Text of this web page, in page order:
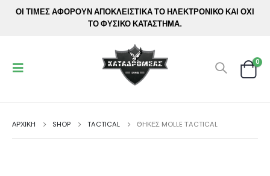
ΟΙ ΤΙΜΕΣ ΑΦΟΡΟΥΝ ΑΠΟΚΛΕΙΣΤΙΚΑ ΤΟ ΗΛΕΚΤΡΟΝΙΚΟ ΚΑΙ ΟΧΙ
ΤΟ ΦΥΣΙΚΟ ΚΑΤΑΣΤΗΜΑ.
0
ΑΡΧΙΚΉ SHOP TACTICAL ΘΉΚΕΣ MOLLE ΤACTICAL